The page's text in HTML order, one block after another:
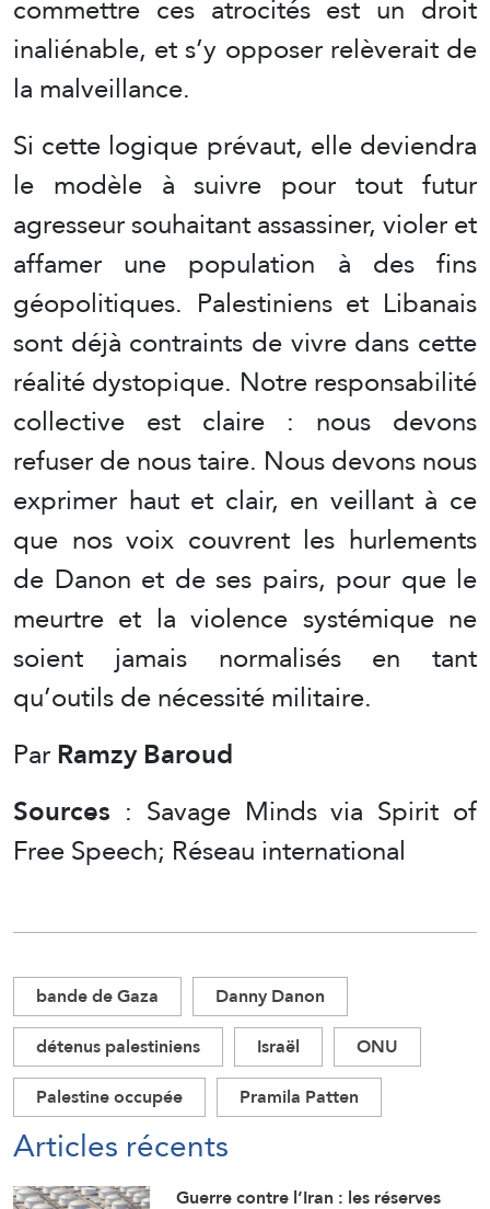
inaliénable, et s’y opposer relèverait de
la malveillance.
Si cette logique prévaut, elle deviendra
le modèle à suivre pour tout futur
agresseur souhaitant assassiner, violer et
affamer une population à des fins
géopolitiques. Palestiniens et Libanais
sont déjà contraints de vivre dans cette
réalité dystopique. Notre responsabilité
collective est claire : nous devons
refuser de nous taire. Nous devons nous
exprimer haut et clair, en veillant à ce
que nos voix couvrent les hurlements
de Danon et de ses pairs, pour que le
meurtre et la violence systémique ne
soient jamais normalisés en tant
qu’outils de nécessité militaire.
ParRamzy Baroud
Sources : Savage Minds via Spirit of
Free Speech; Réseau international
bande de Gaza
Danny Danon
détenus palestiniens
Israël
ONU
Palestine occupée
Pramila Patten
Articles récents
Guerre contre l’Iran : les réserves